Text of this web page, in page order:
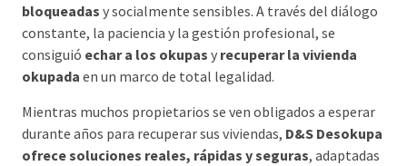
bloqueadas y socialmente sensibles. A través del diálogo
constante, la paciencia y la gestión profesional, se
consiguió echar a los okupas y recuperar la vivienda
okupada en un marco de total legalidad.
Mientras muchos propietarios se ven obligados a esperar
durante años para recuperar sus viviendas, D&S Desokupa
ofrece soluciones reales, rápidas y seguras, adaptadas